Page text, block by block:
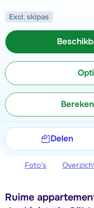
Excl. skipas
Delen
Foto's
Ruime